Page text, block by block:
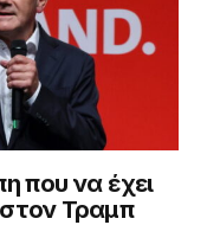
που να έχει
Τραμπ